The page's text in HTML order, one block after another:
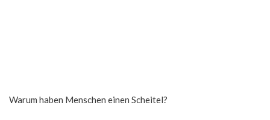
Warum haben Menschen einen Scheitel?